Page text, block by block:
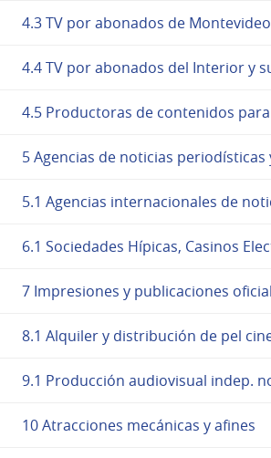
4.3 TV por abonados de
4.4 TV por abonados del Interior y
4.5 Productoras de contenidos
5 Agencias de noticias
5.1 Agencias internacionales de
6.1 Sociedades Hípicas, Casinos
7 Impresiones y publicaciones
8.1 Alquiler y distribución de pel
9.1 Producción audiovisual indep.
10 Atracciones mecánicas y afines